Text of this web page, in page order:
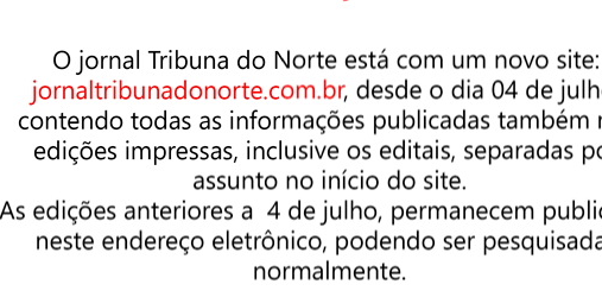
ela terá mais opções e buscará um diferencial junto à diversidade.
a vinda para Pindamonhangaba é a AutoZone – varejista do mercado
(Estados Unidos).
uma crise sanitária e econômica é muito bom poder noticiar a
para alavancar a economia.